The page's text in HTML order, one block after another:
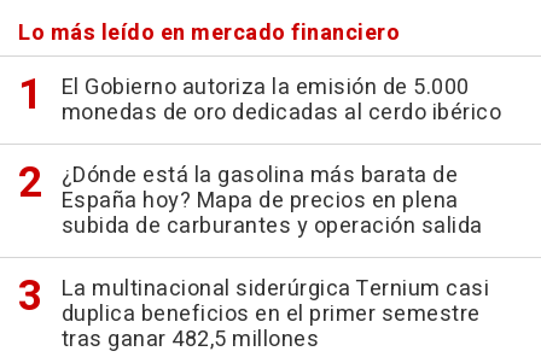
Lo más leído en mercado financiero
El Gobierno autoriza la emisión de 5.000
monedas de oro dedicadas al cerdo ibérico
¿Dónde está la gasolina más barata de
España hoy? Mapa de precios en plena
subida de carburantes y operación salida
La multinacional siderúrgica Ternium casi
duplica beneficios en el primer semestre
tras ganar 482,5 millones